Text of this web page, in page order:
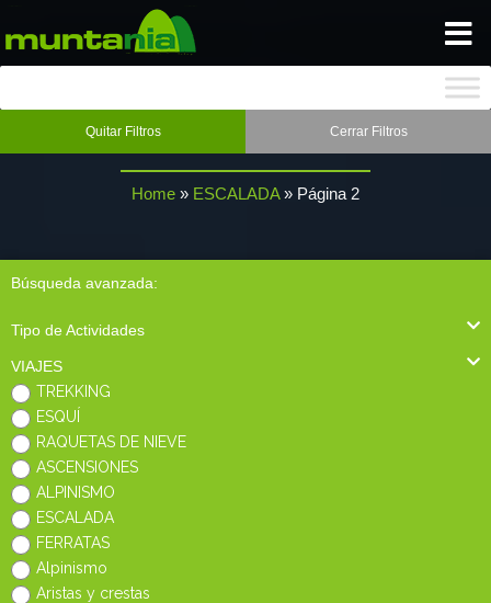
BLOG
ESCALADA
Home » ESCALADA» Página 2
Búsqueda avanzada:
Tipo de Actividades
VIAJES
TREKKING
ESQUÍ
RAQUETAS DE NIEVE
ASCENSIONES
ALPINISMO
ESCALADA
FERRATAS
Alpinismo
Aristas y crestas
Quitar Filtros Cerrar Filtros